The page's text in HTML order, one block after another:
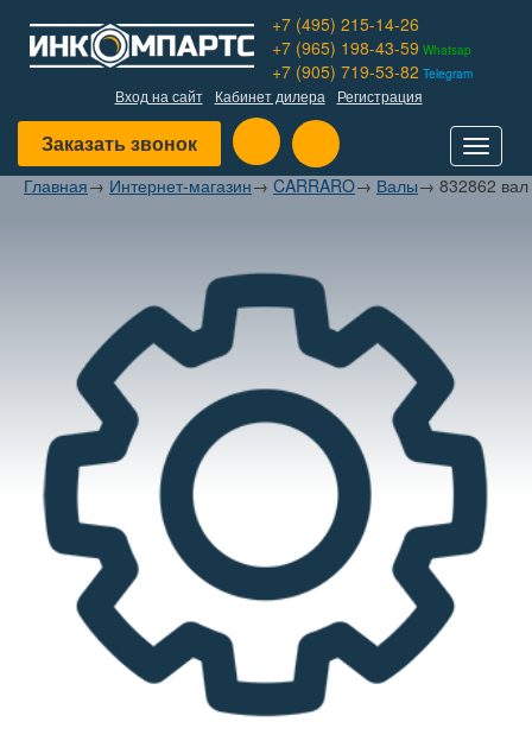
+7 (495) 215-14-26
+7 (965) 198-43-59 Whatsap
+7 (905) 719-53-82 Telegram
Вход на сайт Кабинет дилера Регистрация
Заказать звонок
Toggle
Главная→ Интернет-магазин→ CARRARO→ Валы→ 832862 вал